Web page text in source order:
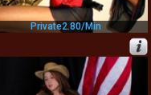
Private2.80/min